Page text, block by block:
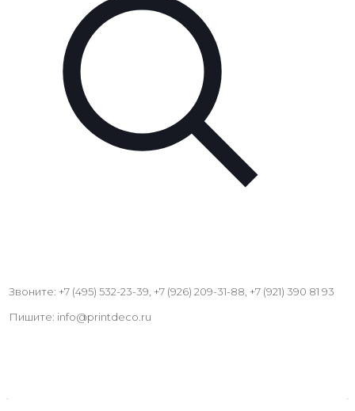
Звоните: +7 (495) 532-23-39, +7 (926) 209-31-88, +7 (921) 390 81 93
Пишите: info@printdeco.ru